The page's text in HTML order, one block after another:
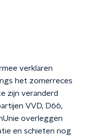
verklaren
het zomerreces
zijn veranderd
VVD, D66,
overleggen
en schieten nog